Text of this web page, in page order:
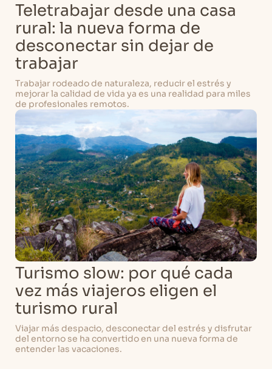
Teletrabajar desde una casa
rural: la nueva forma de
desconectar sin dejar de
trabajar
Trabajar rodeado de naturaleza, reducir el estrés y
mejorar la calidad de vida ya es una realidad para miles
de profesionales remotos.
Turismo slow: por qué cada
vez más viajeros eligen el
turismo rural
Viajar más despacio, desconectar del estrés y disfrutar
del entorno se ha convertido en una nueva forma de
entender las vacaciones.